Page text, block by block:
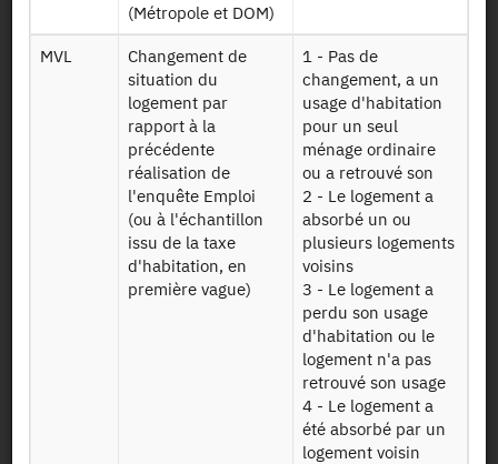
déclaration
fiscale d'un des
membres d'un
ménage
Table contenant
des variables
supplémentaires,
issues des
fichiers de la
taxe d'habitation,
permettant de
décrire le
(Métropole et DOM)
MVL
Changement de
situation du
logement par
rapport à la
précédente
réalisation de
l'enquête Emploi
(ou à l'échantillon
issu de la taxe
d'habitation, en
première vague)
1 - Pas de
changement, a un
usage d'habitation
pour un seul
ménage ordinaire
ou a retrouvé son
2 - Le logement a
absorbé un ou
plusieurs logements
voisins
3 - Le logement a
perdu son usage
d'habitation ou le
logement n'a pas
retrouvé son usage
4 - Le logement a
été absorbé par un
logement voisin